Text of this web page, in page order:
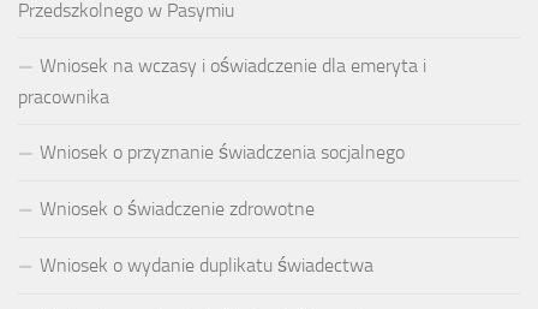
Przedszkolnego w Pasymiu
Wniosek na wczasy i oświadczenie dla emeryta i
pracownika
Wniosek o przyznanie świadczenia socjalnego
Wniosek o świadczenie zdrowotne
Wniosek o wydanie duplikatu świadectwa